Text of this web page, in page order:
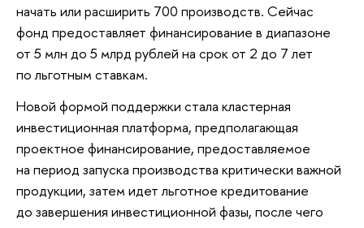
начать или расширить 700 производств. Сейчас
фонд предоставляет финансирование в диапазоне
от 5 млн до 5 млрд рублей на срок от 2 до 7 лет
по льготным ставкам.
Новой формой поддержки стала кластерная
инвестиционная платформа, предполагающая
проектное финансирование, предоставляемое
на период запуска производства критически важной
продукции, затем идет льготное кредитование
до завершения инвестиционной фазы, после чего